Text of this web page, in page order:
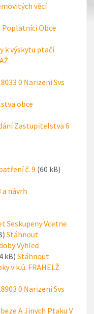
věcí
Obce
k výskytu ptačí
0 Narizeni Svs
obce
Zastupitelstva 6
č. 9 (60 kB)
návrh
Seskupeny Vcetne
Stáhnout
Vyhled
kB) Stáhnout
v k.ú. FRAHELŽ
0 Narizeni Svs
A Jinych Ptaku V